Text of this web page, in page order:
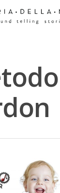
search or ESC to